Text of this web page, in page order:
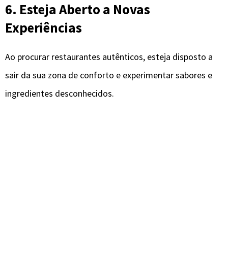
6. Esteja Aberto a Novas
Experiências
Ao procurar restaurantes autênticos, esteja disposto a
sair da sua zona de conforto e experimentar sabores e
ingredientes desconhecidos.